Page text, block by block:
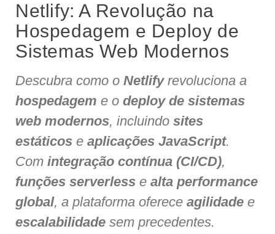
Netlify: A Revolução na
Hospedagem e Deploy de
Sistemas Web Modernos
Descubra como o Netlifyrevoluciona a
hospedagem e o deploy de sistemas
web modernos, incluindo sites
estáticos e aplicações JavaScript.
Com integração contínua (CI/CD),
funções serverless e alta performance
global, a plataforma oferece agilidade e
escalabilidade sem precedentes.